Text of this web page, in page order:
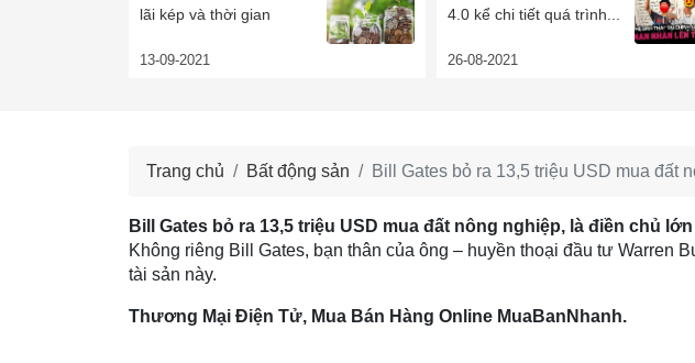
lãi kép và thời gian
13-09-2021
4.0 kể chi tiết quá trình...
26-08-2021
Trang chủ Bất động sản Bill Gates bỏ ra 13,5 triệu USD mua đất
Bill Gates bỏ ra 13,5 triệu USD mua đất nông nghiệp, là điền chủ
Không riêng Bill Gates, bạn thân của ông – huyền thoại đầu tư Warren
tài sản này.
Thương Mại Điện Tử, Mua Bán Hàng Online MuaBanNhanh.